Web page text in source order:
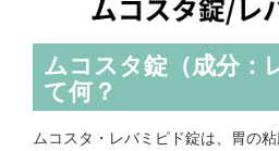
ムコスタ錠（成分：
て何？
ムコスタ・レバミピド錠は、胃の